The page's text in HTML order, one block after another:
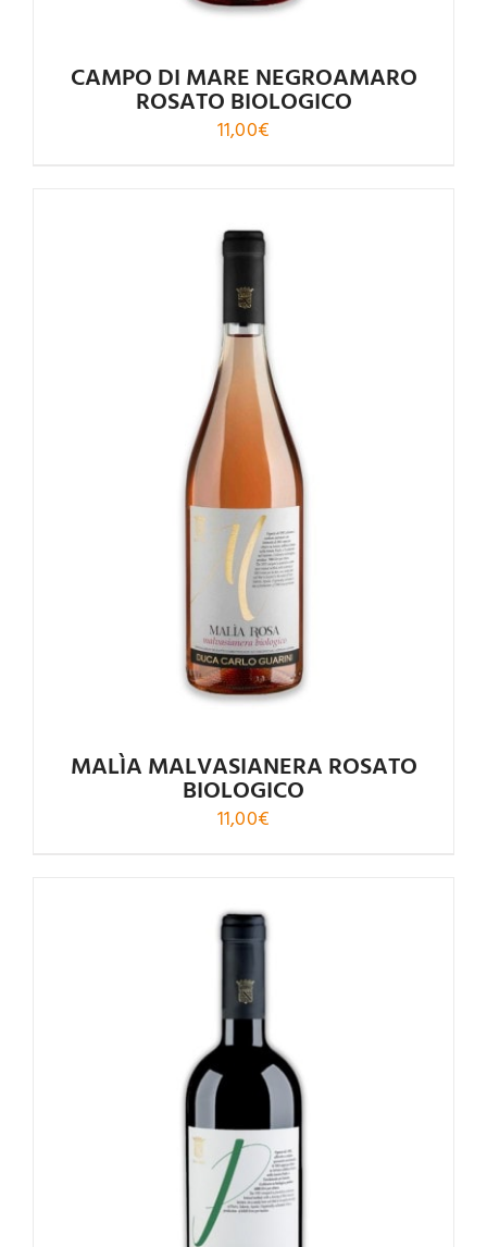
CAMPO DI MARE NEGROAMARO
ROSATO BIOLOGICO
11,00€
Valutato
4.75su 5
MALÌA MALVASIANERA ROSATO
BIOLOGICO
11,00€
Valutato
4.75su 5